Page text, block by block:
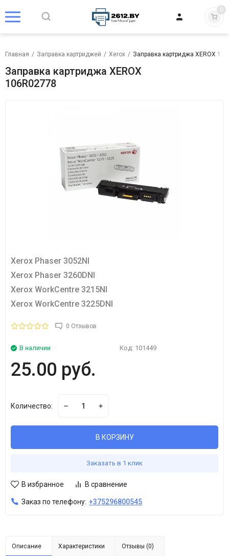
0
Главная / Заправка картриджей / Xerox / Заправка картриджа XEROX
Заправка картриджа XEROX
106R02778
Xerox Phaser 3052NI
Xerox Phaser 3260DNI
Xerox WorkCentre 3215NI
Xerox WorkCentre 3225DNI
0 Отзывов
В наличии Код: 101449
25.00 руб.
Количество:
В КОРЗИНУ
Заказать в 1 клик
В избранное В сравнение
Заказ по телефону: +375296800545
Описание Характеристики Отзывы (0)